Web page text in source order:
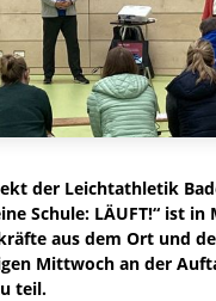
der Leichtathletik
Schule: LÄUFT!“ ist in
aus dem Ort und
Mittwoch an der
teil.